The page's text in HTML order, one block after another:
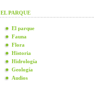
EL PARQUE
El parque
Fauna
Flora
Historia
Hidrología
Geología
Audios